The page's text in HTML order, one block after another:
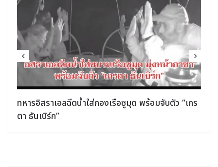
ทหารอิสราเอลฉีดน้ำใส่กองเรือซูมุด พร้อมจับตัว “เกร
ตา ธันเบิร์ก”